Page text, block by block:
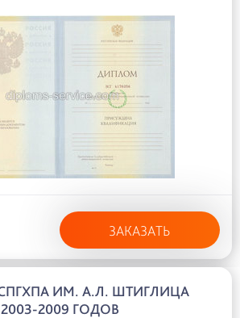
ЗАКАЗАТЬ
ИМ. А.Л. ШТИГЛИЦА
2003-2009 ГОДОВ